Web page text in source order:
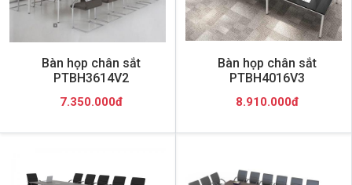
Bàn họp chân sắt
PTBH3614V2
7.350.000đ
Bàn họp chân sắt
PTBH4016V3
8.910.000đ